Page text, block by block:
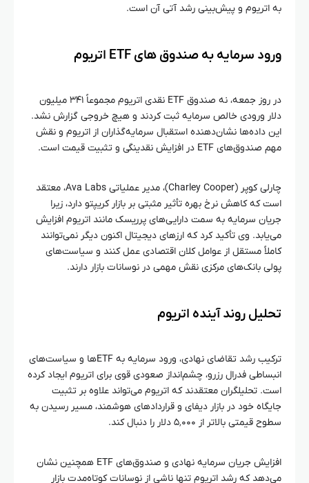
به اتریوم و پیش‌بینی رشد آتی آن است.
ورود سرمایه به صندوق‌ های ETF اتریوم
در روز جمعه، نه صندوق ETF نقدی اتریوم مجموعاً ۳۴۱ میلیون
دلار ورودی خالص سرمایه ثبت کردند و هیچ خروجی گزارش نشد.
این داده‌ها نشان‌دهنده استقبال سرمایه‌گذاران از اتریوم و نقش
مهم صندوق‌های ETF در افزایش نقدینگی و تثبیت قیمت است.
چارلی کوپر (Charley Cooper)، مدیر عملیاتی Ava Labs، معتقد
است که کاهش نرخ بهره تأثیر مثبتی بر بازار کریپتو دارد، زیرا
جریان سرمایه به سمت دارایی‌های پرریسک مانند اتریوم افزایش
می‌یابد. وی تأکید کرد که ارزهای دیجیتال اکنون دیگر نمی‌توانند
کاملاً مستقل از عوامل کلان اقتصادی عمل کنند و سیاست‌های
پولی بانک‌های مرکزی نقش مهمی در نوسانات بازار دارند.
تحلیل روند آینده اتریوم
ترکیب رشد تقاضای نهادی، ورود سرمایه به ETFها و سیاست‌های
انبساطی فدرال رزرو، چشم‌انداز صعودی قوی برای اتریوم ایجاد کرده
است. تحلیلگران معتقدند که اتریوم می‌تواند علاوه بر تثبیت
جایگاه خود در بازار دیفای و قراردادهای هوشمند، مسیر رسیدن به
سطوح قیمتی بالاتر از ۵٬۰۰۰ دلار را دنبال کند.
افزایش جریان سرمایه نهادی و صندوق‌های ETF همچنین نشان
می‌دهد که رشد اتریوم تنها ناشی از نوسانات کوتاه‌مدت بازار